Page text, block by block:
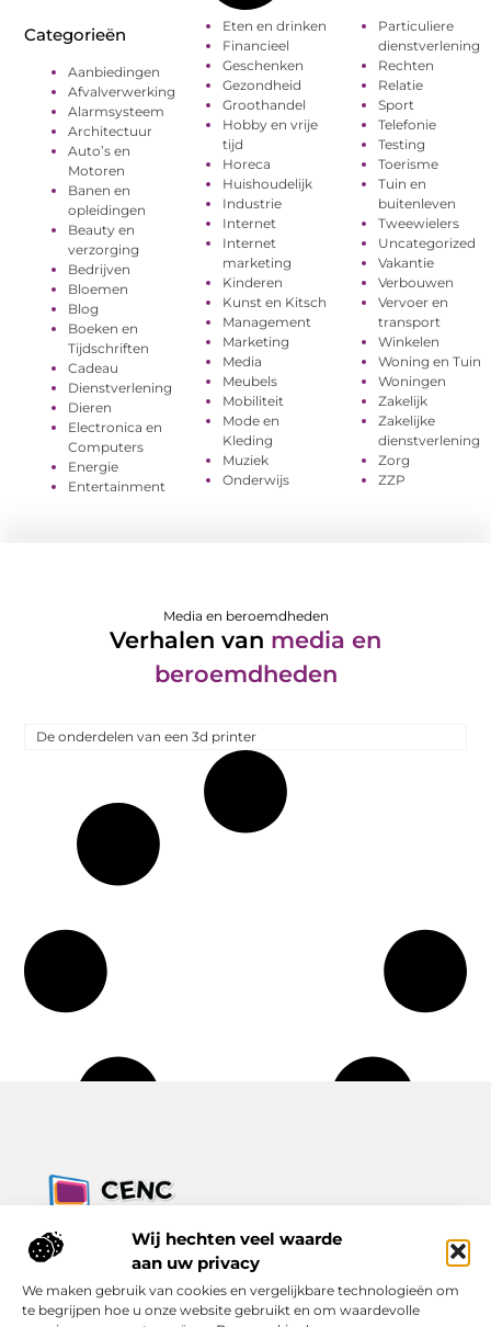
Wij hechten veel waarde
aan uw privacy
We maken gebruik van cookies en vergelijkbare technologieën om
te begrijpen hoe u onze website gebruikt en om waardevolle
Categorieën
Aanbiedingen
Afvalverwerking
Alarmsysteem
Architectuur
Auto’s en
Motoren
Banen en
opleidingen
Beauty en
verzorging
Bedrijven
Bloemen
Blog
Boeken en
Tijdschriften
Cadeau
Dienstverlening
Dieren
Electronica en
Computers
Energie
Entertainment
Eten en drinken
Financieel
Geschenken
Gezondheid
Groothandel
Hobby en vrije
tijd
Horeca
Huishoudelijk
Industrie
Internet
Internet
marketing
Kinderen
Kunst en Kitsch
Management
Marketing
Media
Meubels
Mobiliteit
Mode en
Kleding
Muziek
Onderwijs
Particuliere
dienstverlening
Rechten
Relatie
Sport
Telefonie
Testing
Toerisme
Tuin en
buitenleven
Tweewielers
Uncategorized
Vakantie
Verbouwen
Vervoer en
transport
Winkelen
Woning en Tuin
Woningen
Zakelijk
Zakelijke
dienstverlening
Zorg
ZZP
Media en beroemdheden
Verhalen van media en
beroemdheden
De onderdelen van een 3d printer
Jouw bron voor inzichten, tips en nieuws uit de digitale
Ontdek alles wat je moet weten over het dagelijks leven, met
een focus op praktische adviezen en actuele trends.